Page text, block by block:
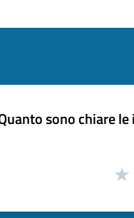
sono chiare